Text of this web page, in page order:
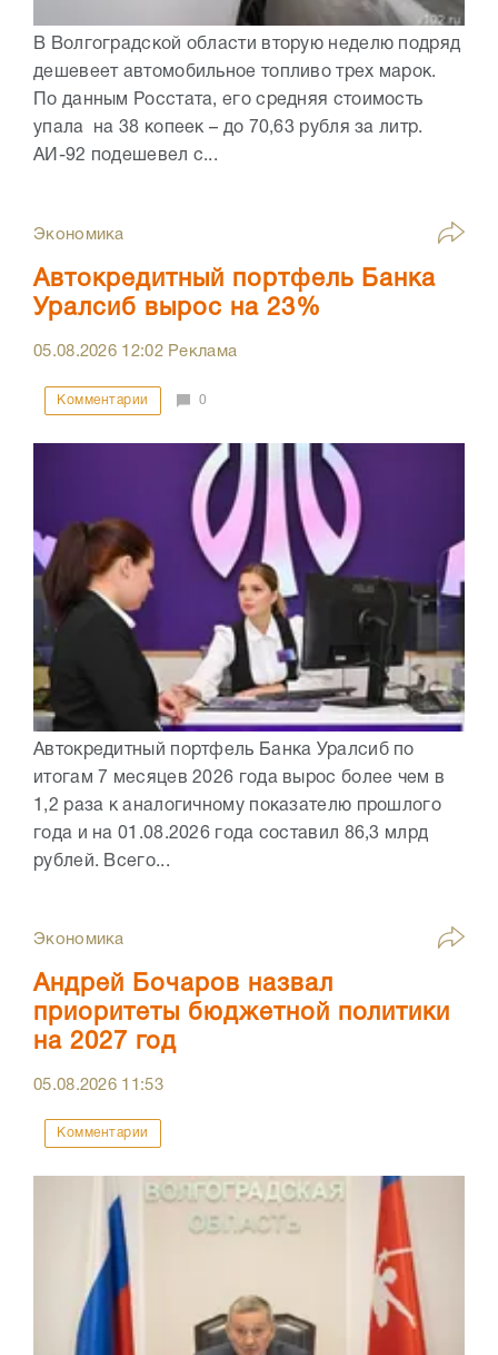
В Волгоградской области вторую неделю подряд
дешевеет автомобильное топливо трех марок.
По данным Росстата, его средняя стоимость
упала на 38 копеек – до 70,63 рубля за литр.
АИ-92 подешевел с...
Экономика
Автокредитный портфель Банка
Уралсиб вырос на 23%
05.08.2026 12:02Реклама
Комментарии 0
Автокредитный портфель Банка Уралсиб по
итогам 7 месяцев 2026 года вырос более чем в
1,2 раза к аналогичному показателю прошлого
года и на 01.08.2026 года составил 86,3 млрд
рублей. Всего...
Экономика
Андрей Бочаров назвал
приоритеты бюджетной политики
на 2027 год
05.08.2026 11:53
Комментарии